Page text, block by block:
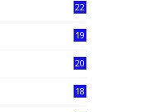
22
19
20
18